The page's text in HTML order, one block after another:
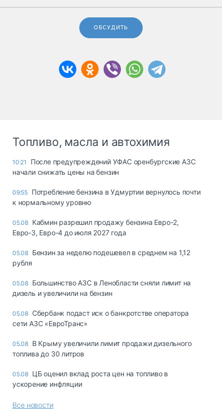
ОБСУДИТЬ
Топливо, масла и автохимия
10:21
После предупреждений УФАС оренбургские АЗС
начали снижать цены на бензин
09:55 Потребление бензина в Удмуртии вернулось почти
к нормальному уровню
05.08 Кабмин разрешил продажу бензина Евро-2,
Евро-3, Евро-4 до июля 2027 года
05.08 Бензин за неделю подешевел в среднем на 1,12
рубля
05.08 Большинство АЗС в Ленобласти сняли лимит на
дизель и увеличили на бензин
05.08 Сбербанк подаст иск о банкротстве оператора
сети АЗС «ЕвроТранс»
05.08 В Крыму увеличили лимит продажи дизельного
топлива до 30 литров
05.08 ЦБ оценил вклад роста цен на топливо в
ускорение инфляции
Все новости